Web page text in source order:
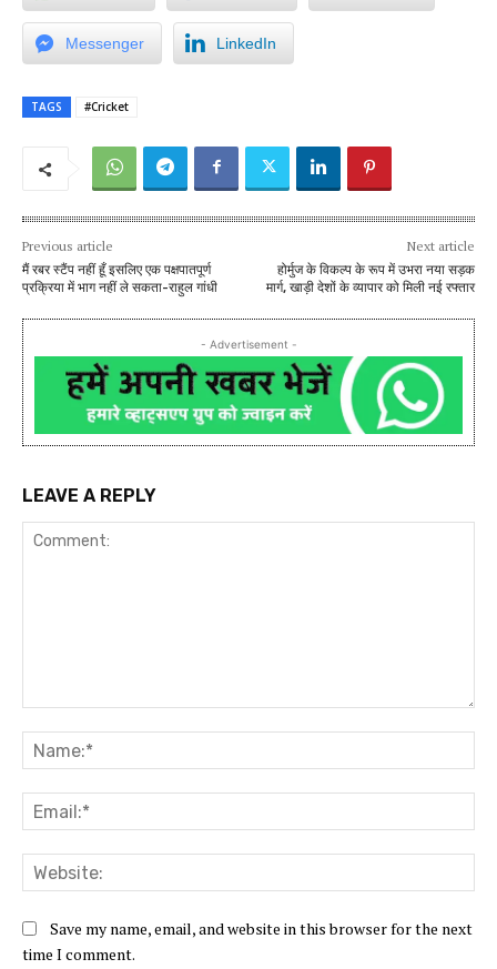
Messenger LinkedIn
TAGS #Cricket
Previous article
मैं रबर स्टैंप नहीं हूँ इसलिए एक पक्षपातपूर्ण
प्रक्रिया में भाग नहीं ले सकता-राहुल गांधी
Next article
होर्मुज के विकल्प के रूप में उभरा नया सड़क
मार्ग, खाड़ी देशों के व्यापार को मिली नई रफ्तार
- Advertisement -
LEAVE A REPLY
Save my name, email, and website in this browser for the next
time I comment.